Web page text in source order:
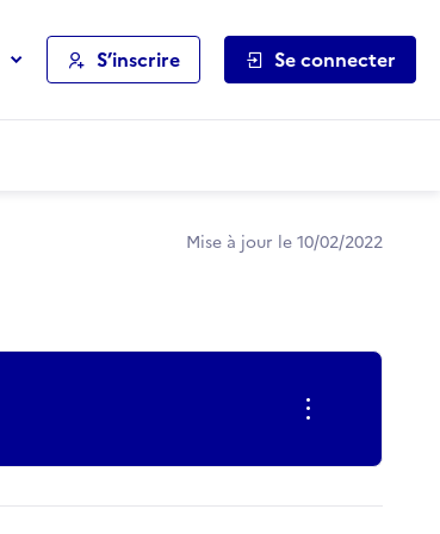
S’inscrire Se connecter
Mise à jour le 10/02/2022